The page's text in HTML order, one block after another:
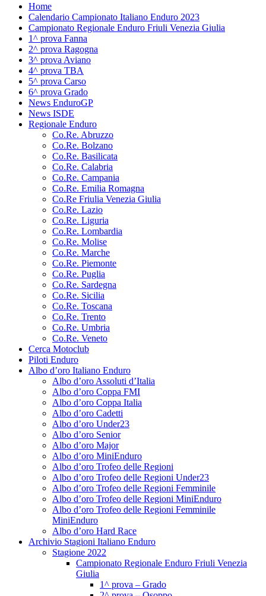
This page can't load Google Maps correctly.
Do you own this website?
Home
Calendario Campionato Italiano Enduro 2023
Campionato Regionale Enduro Friuli Venezia Giulia
1^ prova Fanna
2^ prova Ragogna
3^ prova Aviano
4^ prova TBA
5^ prova Carso
6^ prova Grado
News EnduroGP
News ISDE
Regionale Enduro
Co.Re. Abruzzo
Co.Re. Bolzano
Co.Re. Basilicata
Co.Re. Calabria
Co.Re. Campania
Co.Re. Emilia Romagna
Co.Re Friulia Venezia Giulia
Co.Re. Lazio
Co.Re. Liguria
Co.Re. Lombardia
Co.Re. Molise
Co.Re. Marche
Co.Re. Piemonte
Co.Re. Puglia
Co.Re. Sardegna
Co.Re. Sicilia
Co.Re. Toscana
Co.Re. Trento
Co.Re. Umbria
Co.Re. Veneto
Cerca Motoclub
Piloti Enduro
Albo d’oro Italiano Enduro
Albo d’oro Assoluti d’Italia
Albo d’oro Coppa FMI
Albo d’oro Coppa Italia
Albo d’oro Cadetti
Albo d’oro Under23
Albo d’oro Senior
Albo d’oro Major
Albo d’oro MiniEnduro
Albo d’oro Trofeo delle Regioni
Albo d’oro Trofeo delle Regioni Under23
Albo d’oro Trofeo delle Regioni Femminile
Albo d’oro Trofeo delle Regioni MiniEnduro
Albo d’oro Trofeo delle Regioni Femminile
MiniEnduro
Albo d’oro Hard Race
Archivio Stagioni Italiano Enduro
Stagione 2022
Campionato Regionale Enduro Friuli Venezia
Giulia
1^ prova – Grado